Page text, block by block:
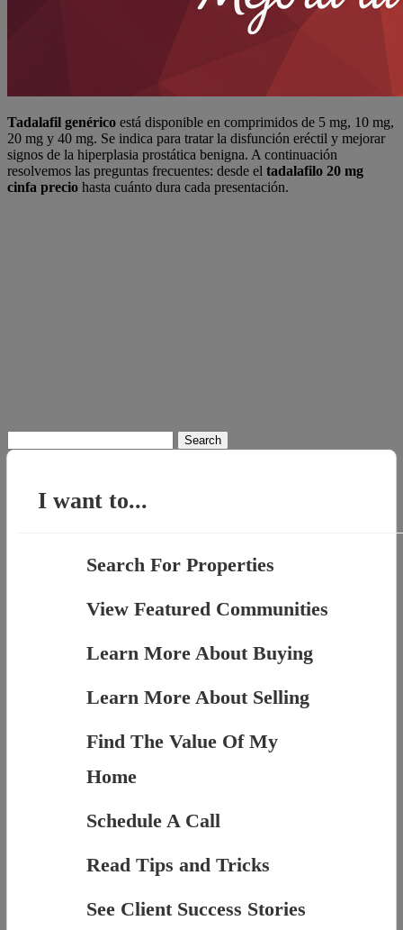
Tadalafil genérico está disponible en comprimidos de 5 mg, 10 mg,
20 mg y 40 mg. Se indica para tratar la disfunción eréctil y mejorar
signos de la hiperplasia prostática benigna. A continuación
resolvemos las preguntas frecuentes: desde el tadalafilo 20 mg
cinfa precio hasta cuánto dura cada presentación.
for:
I want to...
Search For Properties
View Featured Communities
Learn More About Buying
Learn More About Selling
Find The Value Of My
Home
Schedule A Call
Read Tips and Tricks
See Client Success Stories